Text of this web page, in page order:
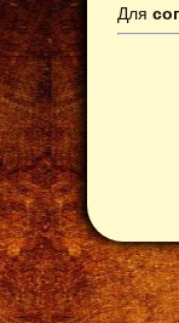
Для